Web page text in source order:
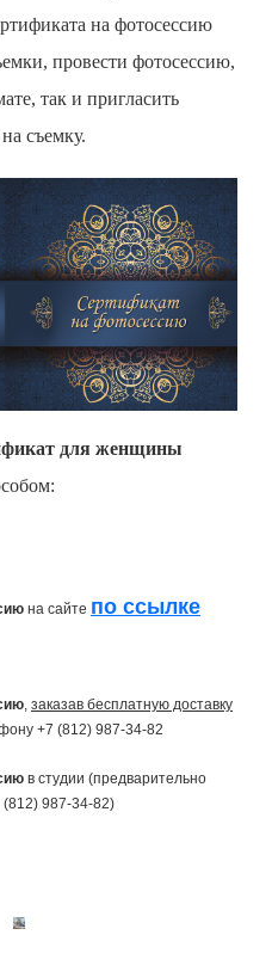
на фотосессию
провести фотосессию,
так и пригласить
съемку.
для женщины
на сайте по ссылке
, заказав бесплатную доставку
+7 (812) 987-34-82
в студии (предварительно
987-34-82)